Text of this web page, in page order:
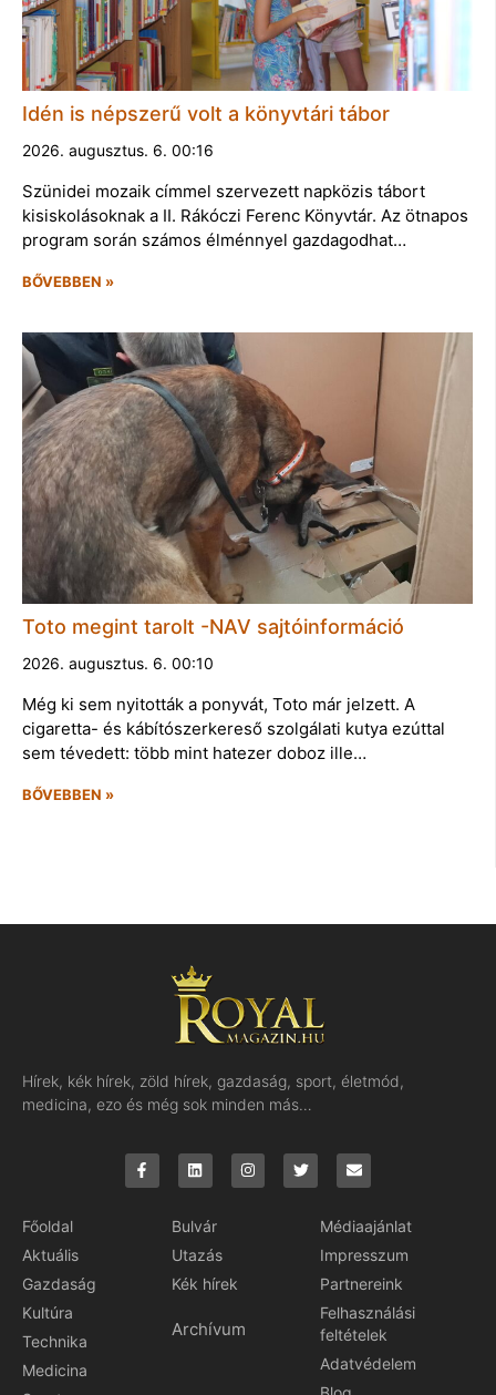
Idén is népszerű volt a könyvtári tábor
2026. augusztus. 6. 00:16
Szünidei mozaik címmel szervezett napközis tábort
kisiskolásoknak a II. Rákóczi Ferenc Könyvtár. Az ötnapos
program során számos élménnyel gazdagodhat…
BŐVEBBEN »
Toto megint tarolt -NAV sajtóinformáció
2026. augusztus. 6. 00:10
Még ki sem nyitották a ponyvát, Toto már jelzett. A
cigaretta- és kábítószerkereső szolgálati kutya ezúttal
sem tévedett: több mint hatezer doboz ille…
BŐVEBBEN »
Hírek, kék hírek, zöld hírek, gazdaság, sport, életmód,
medicina, ezo és még sok minden más…
Főoldal
Aktuális
Gazdaság
Kultúra
Technika
Medicina
Bulvár
Utazás
Kék hírek
Archívum
Médiaajánlat
Impresszum
Partnereink
Felhasználási
feltételek
Adatvédelem